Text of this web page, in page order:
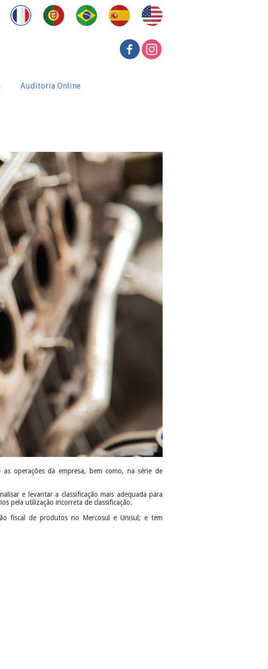
Auditoria Online
operações da empresa, bem como, na série de
e levantar a classificação mais adequada para
pela utilização incorreta de classificação.
fiscal de produtos no Mercosul e Unisul; e tem